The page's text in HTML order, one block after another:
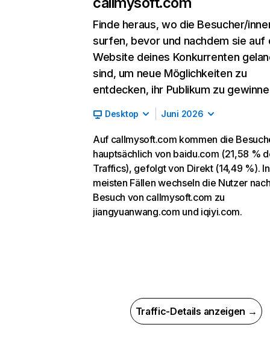
Finde heraus, wo die Besucher/
surfen, bevor und nachdem sie auf
Website deines Konkurrenten
sind, um neue Möglichkeiten zu
entdecken, ihr Publikum zu
Desktop Juni 2026
Auf callmysoft.com kommen die
hauptsächlich von baidu.com (21,58 %
Traffics), gefolgt von Direkt (14,49 %).
meisten Fällen wechseln die Nutzer
Besuch von callmysoft.com zu
jiangyuanwang.com und iqiyi.com.
Traffic-Details anzeigen →